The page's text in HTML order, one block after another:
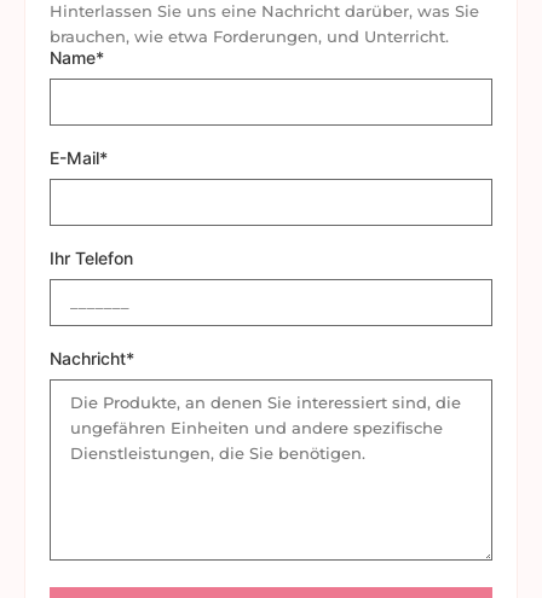
Hinterlassen Sie uns eine Nachricht darüber, was Sie
brauchen, wie etwa Forderungen, und Unterricht.
Name*
E-Mail*
Ihr Telefon
Nachricht*